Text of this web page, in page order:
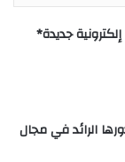
جديدة*
الرائد في مجال